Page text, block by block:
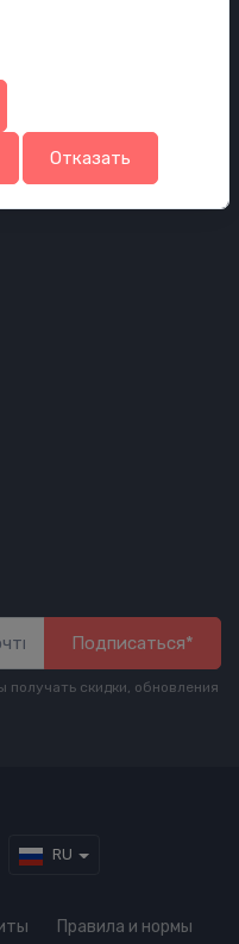
Подписаться*
скидки, обновления
RU
Правила и нормы
Отказать